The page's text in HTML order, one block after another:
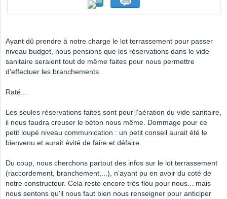
Ayant dû prendre à notre charge le lot terrassement pour passer
niveau budget, nous pensions que les réservations dans le vide
sanitaire seraient tout de même faites pour nous permettre
d'effectuer les branchements.
Raté...
Les seules réservations faites sont pour l'aération du vide sanitaire,
il nous faudra creuser le béton nous même. Dommage pour ce
petit loupé niveau communication : un petit conseil aurait été le
bienvenu et aurait évité de faire et défaire.
Du coup, nous cherchons partout des infos sur le lot terrassement
(raccordement, branchement,...), n'ayant pu en avoir du coté de
notre constructeur. Cela reste encore très flou pour nous... mais
nous sentons qu'il nous faut bien nous renseigner pour anticiper